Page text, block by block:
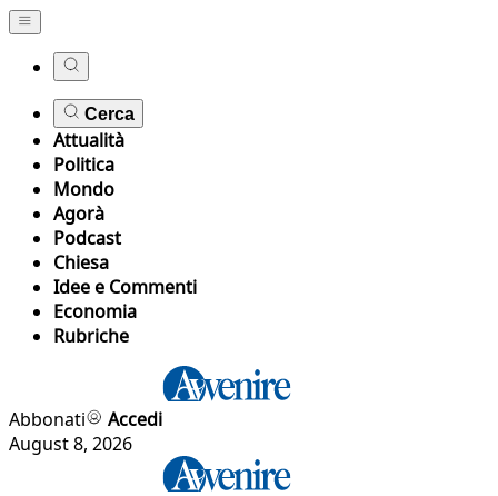
Cerca
Attualità
Politica
Mondo
Agorà
Podcast
Chiesa
Idee e Commenti
Economia
Rubriche
Abbonati
Accedi
August 8, 2026